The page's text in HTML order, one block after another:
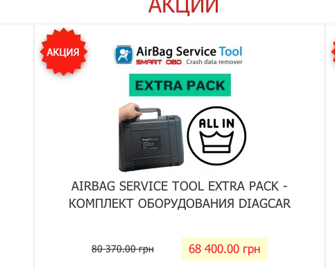
AIRBAG SERVICE TOOL EXTRA PACK -
КОМПЛЕКТ ОБОРУДОВАНИЯ DIAGCAR
80 370.00 грн 68 400.00 грн